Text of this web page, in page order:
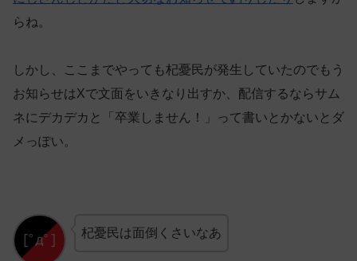
らね。
しかし、ここまでやっても杞憂民が発生していたのでもう
お知らせはXで文面をいきなり出すか、配信するならサム
ネにデカデカと「卒業しません！」って書いとかないとダ
メっぽい。
杞憂民は面倒くさいなあ